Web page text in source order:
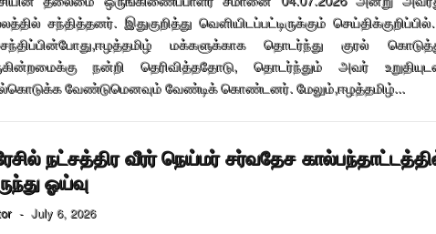
சந்தித்தனர். இதுகுறித்து வெளியிடப்பட்டிருக்கும்
மக்களுக்காக தொடர்ந்து குரல்
நன்றி தெரிவித்ததோடு, தொடர்ந்தும் அவர்
வேண்டுமெனவும் வேண்டிக் கொண்டனர். மேலும்,ஈழத்தமிழ்...
நட்சத்திர வீரர் நெய்மர் சர்வதேச
ஓய்வு
- July 6, 2026